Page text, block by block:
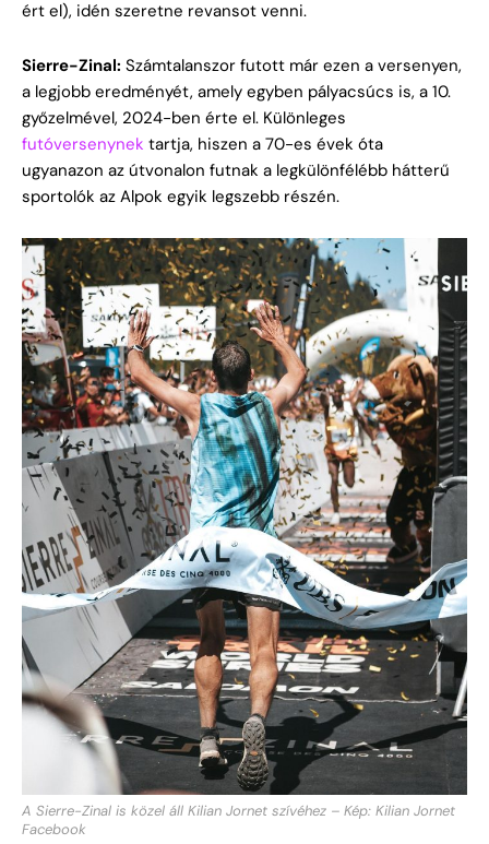
ért el), idén szeretne revansot venni.
Sierre-Zinal: Számtalanszor futott már ezen a versenyen,
a legjobb eredményét, amely egyben pályacsúcs is, a 10.
győzelmével, 2024-ben érte el. Különleges
futóversenynek tartja, hiszen a 70-es évek óta
ugyanazon az útvonalon futnak a legkülönfélébb hátterű
sportolók az Alpok egyik legszebb részén.
A Sierre-Zinal is közel áll Kilian Jornet szívéhez – Kép: Kilian Jornet
Facebook